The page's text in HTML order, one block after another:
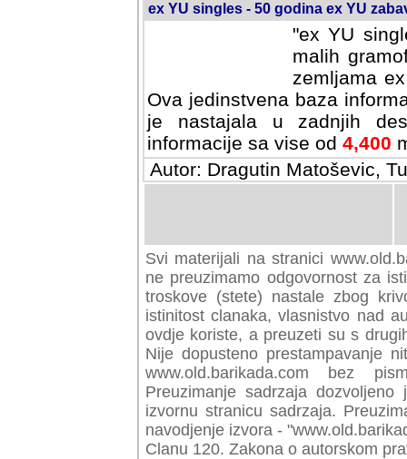
ex YU singles - 50 godina ex YU
"ex YU
malih
zemljama
Ova jedinstvena baza
je nastajala u zadnjih
informacije sa vise od 4,400
Autor: Dragutin Matoševic,
Svi materijali na stranici
preuzimamo odgovornost za
troskove (stete) nastale zbog
istinitost clanaka, vlasnistvo nad
ovdje koriste, a preuzeti su s
Nije dopusteno prestampavanje
www.old.barikada.com bez
Preuzimanje sadrzaja
izvornu stranicu sadrzaja.
navodjenje izvora -
Clanu 120. Zakona o autorskom